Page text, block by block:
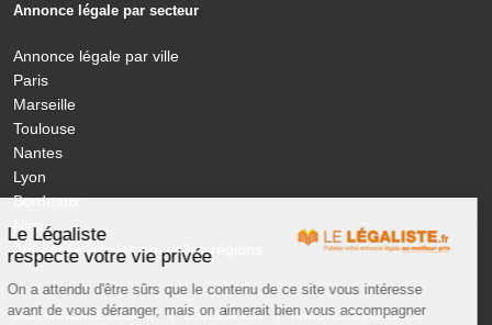
Le Légaliste
respecte votre vie privée
On a attendu d'être sûrs que le contenu de ce site vous intéresse
avant de vous déranger, mais on aimerait bien vous accompagner
Annonce légale par secteur
Annonce légale par ville
Paris
Marseille
Toulouse
Nantes
Lyon
Bordeaux
Nice
Annonces légales nouvelles régions
MON ANNONCE LEGALE LÉGISLATION ANNONCES PUBLIÉES